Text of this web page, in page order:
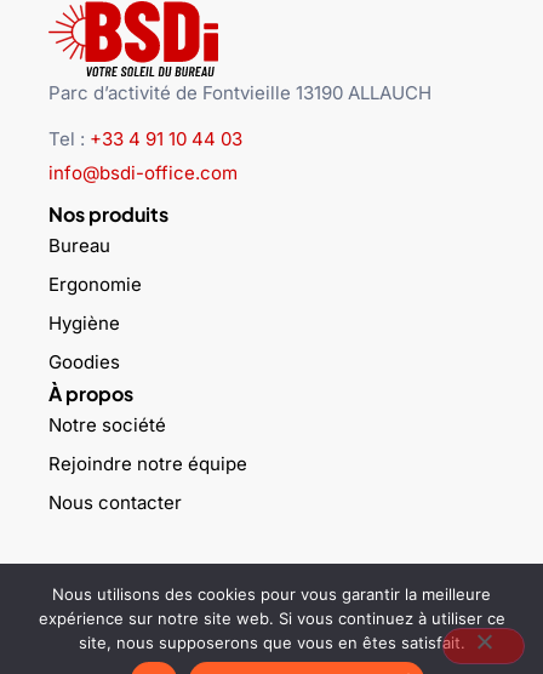
Parc d’activité de Fontvieille 13190 ALLAUCH
Tel : +33 4 91 10 44 03
info@bsdi-office.com
Nos produits
Bureau
Ergonomie
Hygiène
Goodies
À propos
Notre société
Rejoindre notre équipe
Nous contacter
de confidentialité
Nous utilisons des cookies pour vous garantir la meilleure
expérience sur notre site web. Si vous continuez à utiliser ce
site, nous supposerons que vous en êtes satisfait.